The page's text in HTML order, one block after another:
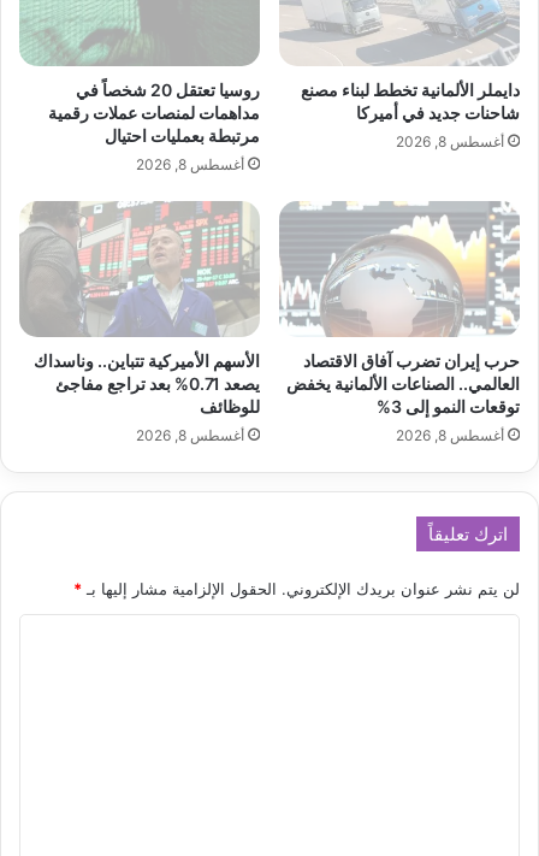
اقرأ أيضًا: مكاتب محاماة أميركية تدرس بيع
حصص لشركات الأسهم الة
Stars Podcast
ب
ر
ا
ن
س
ت
ا
م
ل
ب
ع
ض
ا
ل
ا
د
ا
ل
خ
م
ل
غ
ز
دايملر الألمانية تخطط لبناء مصنع
شاحنات جديد في أميركا
أغسطس 8, 2026
روسيا تعتقل 20 شخصاً في
مداهمات لمنصات عملات رقمية
مرتبطة بعمليات احتيال
أغسطس 8, 2026
حرب إيران تضرب آفاق الاقتصاد
العالمي.. الصناعات الألمانية يخفض
توقعات النمو إلى 3%
أغسطس 8, 2026
الأسهم الأميركية تتباين.. وناسداك
يصعد 0.71% بعد تراجع مفاجئ
للوظائف
أغسطس 8, 2026
اترك تعليقاً
لن يتم نشر عنوان بريدك الإلكتروني. الحقول الإلزامية مشار إليها بـ *